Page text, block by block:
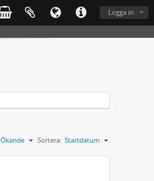
Logga in
Sortera: Startdatum
Ökande